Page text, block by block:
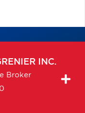
INC.
Broker